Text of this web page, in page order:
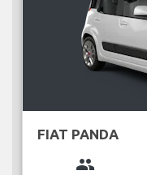
FIAT PANDA
group